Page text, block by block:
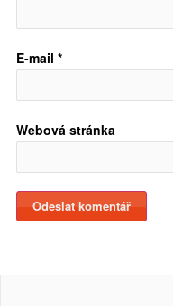
E-mail *
Webová stránka